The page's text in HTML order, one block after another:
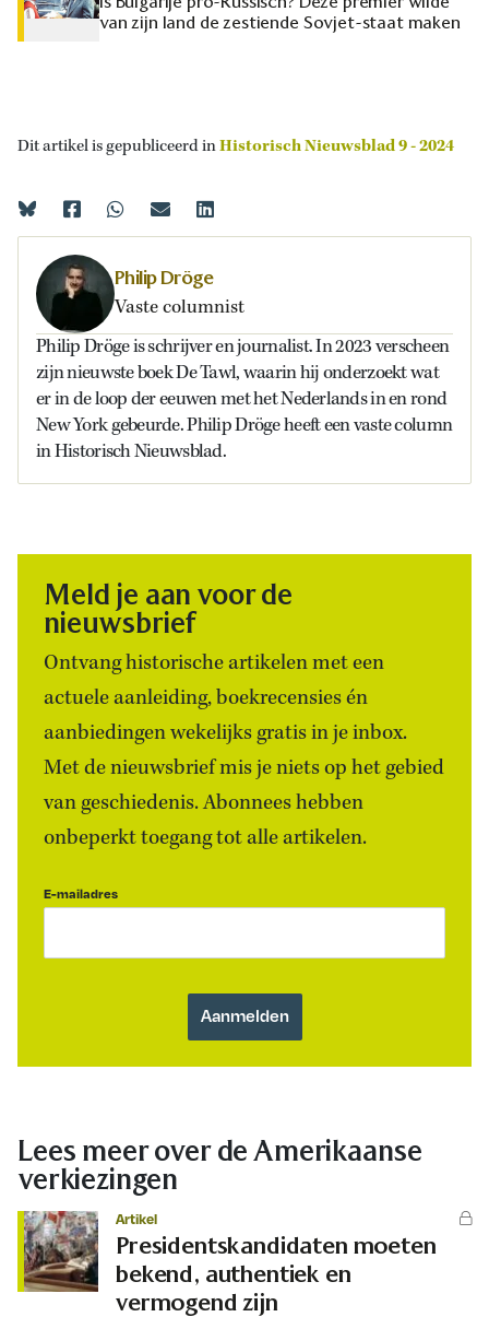
van zijn land de zestiende Sovjet-staat maken
Dit artikel is gepubliceerd inHistorisch Nieuwsblad 9 - 2024
Philip Dröge
Vaste columnist
Philip Dröge is schrijver en journalist. In 2023 verscheen
zijn nieuwste boek De Tawl, waarin hij onderzoekt wat
er in de loop der eeuwen met het Nederlands in en rond
New York gebeurde. Philip Dröge heeft een vaste column
in Historisch Nieuwsblad.
Meld je aan voor de
nieuwsbrief
Ontvang historische artikelen met een
actuele aanleiding, boekrecensies én
aanbiedingen wekelijks gratis in je inbox.
Met de nieuwsbrief mis je niets op het gebied
van geschiedenis. Abonnees hebben
onbeperkt toegang tot alle artikelen.
E-mailadres
Lees meer over de Amerikaanse
verkiezingen
Artikel
Presidentskandidaten moeten
bekend, authentiek en
vermogend zijn